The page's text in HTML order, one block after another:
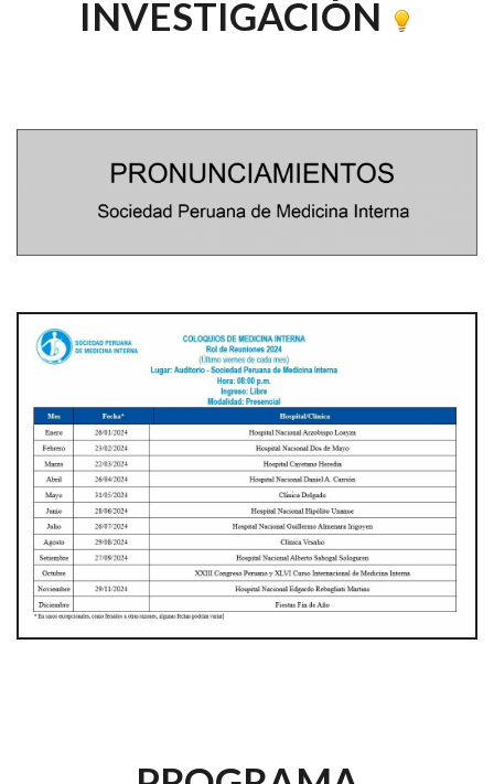
INVESTIGACIÓN